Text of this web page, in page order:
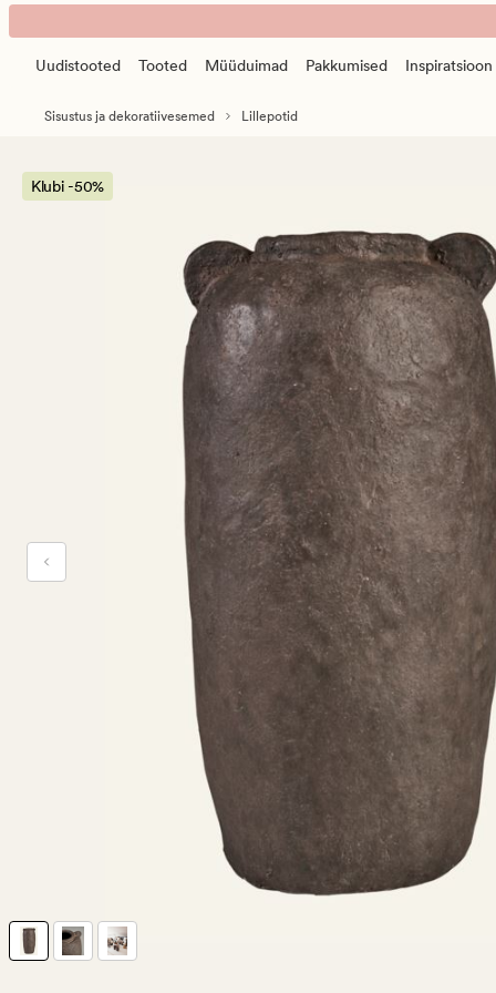
Metis
keraamiline
banner.
PressUudistooted Tooted Müüduimad Pakkumised Inspiratsioon
Sisustus ja dekoratiivesemed Lillepotid
Klubi -50%